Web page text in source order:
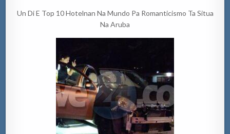
Un Di E Top 10 Hotelnan Na Mundo Pa Romanticismo Ta Situa
Na Aruba